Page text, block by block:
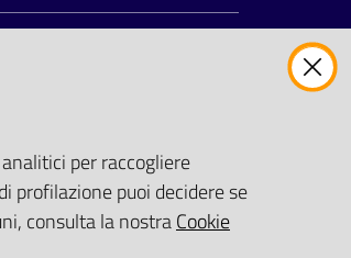
per raccogliere
profilazione puoi decidere se
consulta la nostraCookie